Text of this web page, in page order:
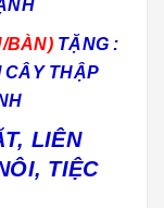
BÀN)TẶNG :
CÂY THẬP
LIÊN
TIỆC